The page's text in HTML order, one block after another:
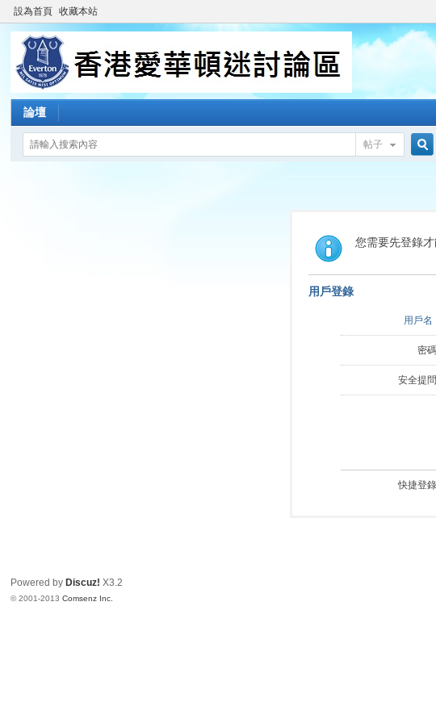
設為首頁 收藏本站
論壇
帖子
索
您需要先登錄
用戶登錄
用戶名
密
安全提
快捷登
Powered by Discuz! X3.2
© 2001-2013Comsenz Inc.